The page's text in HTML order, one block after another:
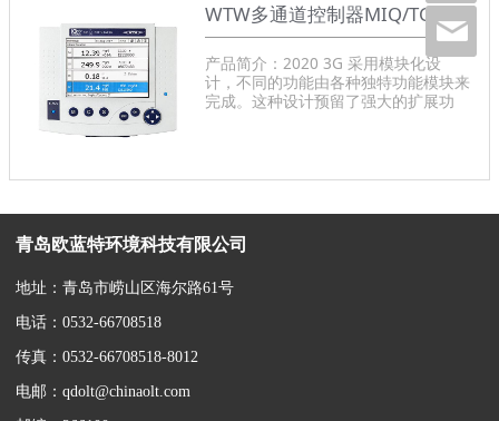
WTW多通道控制器MIQ/TC 2020 3G
产品简介：2020 3G 采用模块化设
计，不同的功能由各种独特功能模块来
完成。这种设计预留了强大的扩展功
号：MIQ/TC 2020 3G
青岛欧蓝特环境科技有限公司
地址：青岛市崂山区海尔路61号
电话：0532-66708518
传真：0532-66708518-8012
电邮：qdolt@chinaolt.com